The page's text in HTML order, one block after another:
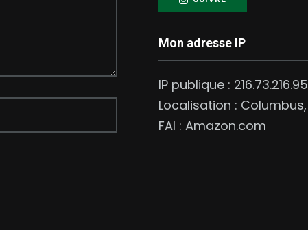
Mon adresse IP
IP publique : 216.73.216.95
Localisation : Columbus,
FAI : Amazon.com